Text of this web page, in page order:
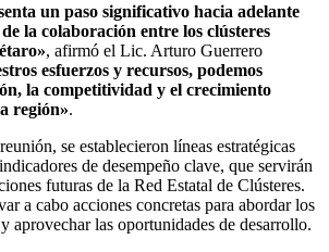
un paso significativo hacia adelante
la colaboración entre los clústeres
, afirmó el Lic. Arturo Guerrero
esfuerzos y recursos, podemos
la competitividad y el crecimiento
región».
se establecieron líneas estratégicas
de desempeño clave, que servirán
futuras de la Red Estatal de Clústeres.
a cabo acciones concretas para abordar los
aprovechar las oportunidades de desarrollo.